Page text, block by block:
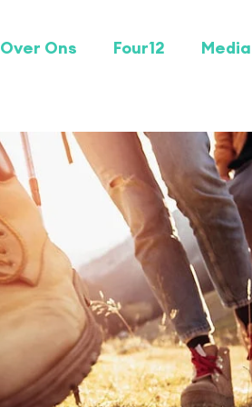
Over Ons Four12 Media